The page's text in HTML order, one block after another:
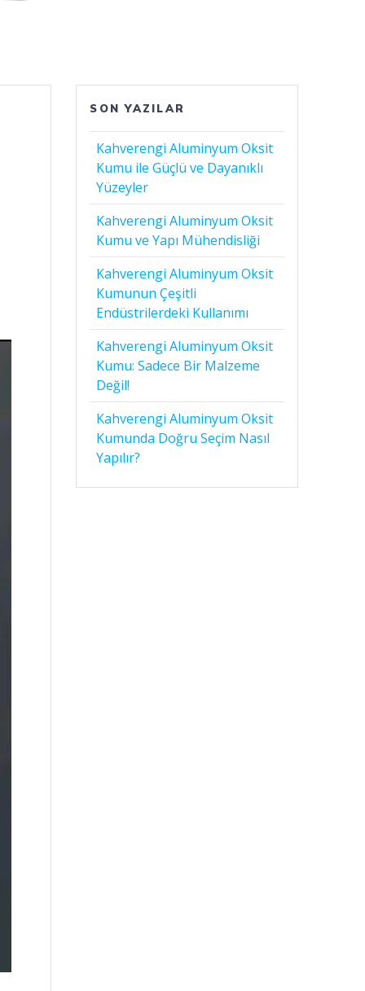
SON YAZILAR
Kahverengi Aluminyum Oksit
Kumu ile Güçlü ve Dayanıklı
Yüzeyler
Kahverengi Aluminyum Oksit
Kumu ve Yapı Mühendisliği
Kahverengi Aluminyum Oksit
Kumunun Çeşitli
Endüstrilerdeki Kullanımı
Kahverengi Aluminyum Oksit
Kumu: Sadece Bir Malzeme
Değil!
Kahverengi Aluminyum Oksit
Kumunda Doğru Seçim Nasıl
Yapılır?